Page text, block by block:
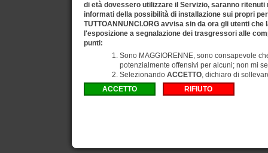
di età dovessero utilizzare il Servizio, saranno
informati della possibilità di installazione sui propri
TUTTOANNUNCI.ORG avvisa sin da ora gli utenti
l'esposizione a segnalazione dei trasgressori alle
punti:
Sono MAGGIORENNE, sono consapevole
potenzialmente offensivi per alcuni; non mi
Selezionando ACCETTO, dichiaro di